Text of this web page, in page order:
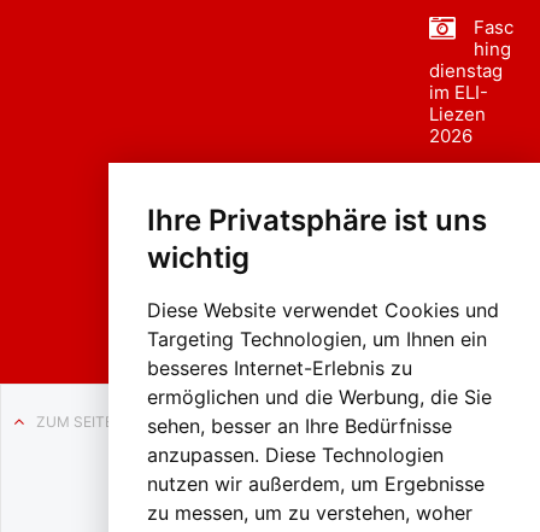
Ihre Privatsphäre ist uns
wichtig
Diese Website verwendet Cookies und
Targeting Technologien, um Ihnen ein
besseres Internet-Erlebnis zu
ermöglichen und die Werbung, die Sie
sehen, besser an Ihre Bedürfnisse
anzupassen. Diese Technologien
nutzen wir außerdem, um Ergebnisse
zu messen, um zu verstehen, woher
Fasc
hing
dienstag
im ELI-
Liezen
2026
sumzug
Liezen
ZUM SEITENANFANG
Auf BLO24.at werben?
+43 (0)664 2226600